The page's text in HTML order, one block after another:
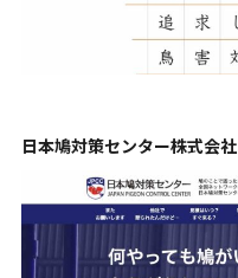
日本鳩対策センター株式会社